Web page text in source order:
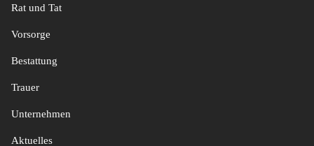
Rat und Tat
Vorsorge
Bestattung
Trauer
Unternehmen
Aktuelles